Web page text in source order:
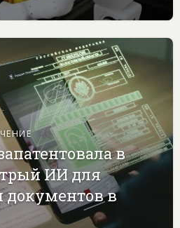
в
ИИ для
документов в